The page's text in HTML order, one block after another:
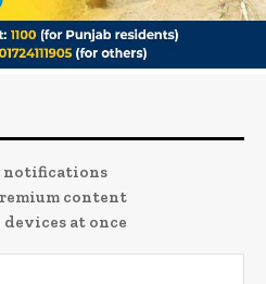
notifications
content
devices at once